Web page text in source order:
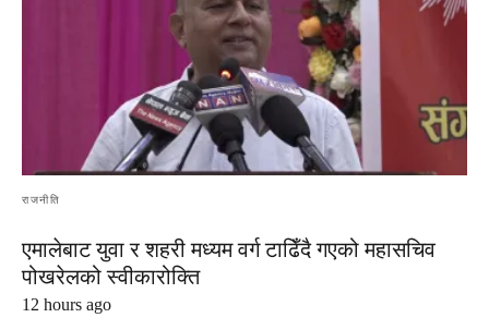
राजनीति
एमालेबाट युवा र शहरी मध्यम वर्ग टाढिँदै गएको महासचिव
पोखरेलको स्वीकारोक्ति
12 hours ago